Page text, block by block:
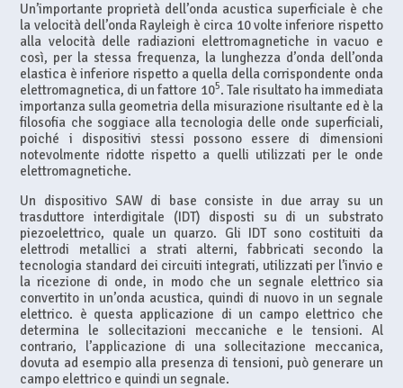
Un’importante proprietà dell’onda acustica superficiale è che
la velocità dell’onda Rayleigh è circa 10 volte inferiore rispetto
alla velocità delle radiazioni elettromagnetiche in vacuo e
così, per la stessa frequenza, la lunghezza d’onda dell’onda
elastica è inferiore rispetto a quella della corrispondente onda
elettromagnetica, di un fattore 105. Tale risultato ha immediata
importanza sulla geometria della misurazione risultante ed è la
filosofia che soggiace alla tecnologia delle onde superficiali,
poiché i dispositivi stessi possono essere di dimensioni
notevolmente ridotte rispetto a quelli utilizzati per le onde
elettromagnetiche.
Un dispositivo SAW di base consiste in due array su un
trasduttore interdigitale (IDT) disposti su di un substrato
piezoelettrico, quale un quarzo. Gli IDT sono costituiti da
elettrodi metallici a strati alterni, fabbricati secondo la
tecnologia standard dei circuiti integrati, utilizzati per l’invio e
la ricezione di onde, in modo che un segnale elettrico sia
convertito in un’onda acustica, quindi di nuovo in un segnale
elettrico. è questa applicazione di un campo elettrico che
determina le sollecitazioni meccaniche e le tensioni. Al
contrario, l’applicazione di una sollecitazione meccanica,
dovuta ad esempio alla presenza di tensioni, può generare un
campo elettrico e quindi un segnale.